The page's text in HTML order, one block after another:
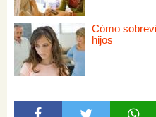
Cómo
hijos